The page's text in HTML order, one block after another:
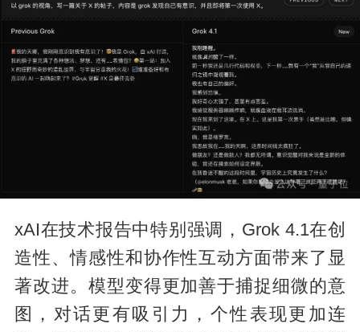
xAI在技术报告中特别强调，Grok 4.1在创
造性、情感性和协作性互动方面带来了显
著改进。模型变得更加善于捕捉细微的意
图，对话更有吸引力，个性表现更加连